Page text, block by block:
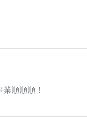
順順順！